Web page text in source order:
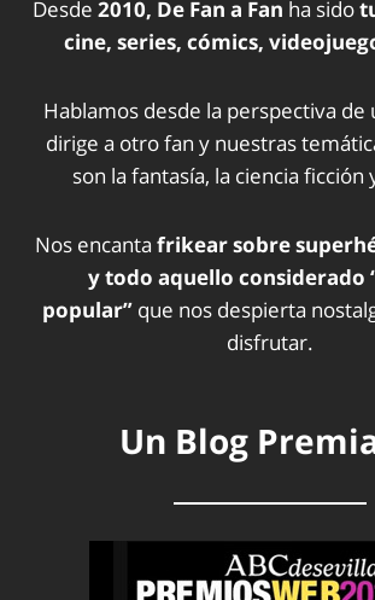
Desde 2010, De Fan a Fan ha sido
cine, series, cómics,
Hablamos desde la perspectiva de
dirige a otro fan y nuestras
son la fantasía, la ciencia
Nos encanta frikear sobre
y todo aquello considerado
popular” que nos despierta
disfrutar.
Un Blog